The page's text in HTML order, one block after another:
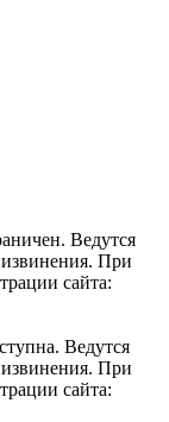
Ведутся
При
сайта:
Ведутся
При
сайта: